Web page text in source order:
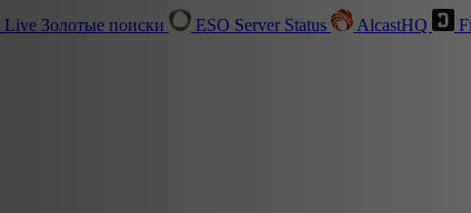
Live Золотые поиски ESO Server Status AlcastHQ